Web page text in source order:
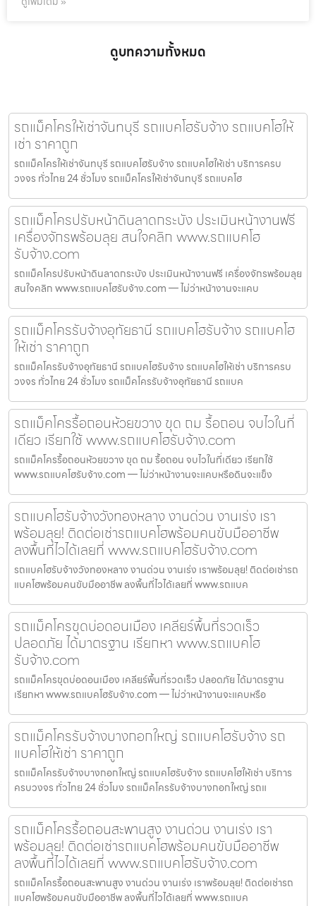
ดูบทความทั้งหมด
รถแม็คโครให้เช่าจันทบุรี รถแบคโฮรับจ้าง รถแบคโฮให้
เช่า ราคาถูก
รถแม็คโครให้เช่าจันทบุรี รถแบคโฮรับจ้าง รถแบคโฮให้เช่า บริการครบ
วงจร ทั่วไทย 24 ชั่วโมง รถแม็คโครให้เช่าจันทบุรี รถแบคโฮ
รถแม็คโครปรับหน้าดินลาดกระบัง ประเมินหน้างานฟรี
เครื่องจักรพร้อมลุย สนใจคลิก www.รถแบคโฮ
รับจ้าง.com
รถแม็คโครปรับหน้าดินลาดกระบัง ประเมินหน้างานฟรี เครื่องจักรพร้อมลุย
สนใจคลิก www.รถแบคโฮรับจ้าง.com — ไม่ว่าหน้างานจะแคบ
รถแม็คโครรับจ้างอุทัยธานี รถแบคโฮรับจ้าง รถแบคโฮ
ให้เช่า ราคาถูก
รถแม็คโครรับจ้างอุทัยธานี รถแบคโฮรับจ้าง รถแบคโฮให้เช่า บริการครบ
วงจร ทั่วไทย 24 ชั่วโมง รถแม็คโครรับจ้างอุทัยธานี รถแบค
รถแม็คโครรื้อถอนห้วยขวาง ขุด ถม รื้อถอน จบไวในที่
เดียว เรียกใช้ www.รถแบคโฮรับจ้าง.com
รถแม็คโครรื้อถอนห้วยขวาง ขุด ถม รื้อถอน จบไวในที่เดียว เรียกใช้
www.รถแบคโฮรับจ้าง.com — ไม่ว่าหน้างานจะแคบหรือดินจะแข็ง
รถแบคโฮรับจ้างวังทองหลาง งานด่วน งานเร่ง เรา
พร้อมลุย! ติดต่อเช่ารถแบคโฮพร้อมคนขับมืออาชีพ
ลงพื้นที่ไวได้เลยที่ www.รถแบคโฮรับจ้าง.com
รถแบคโฮรับจ้างวังทองหลาง งานด่วน งานเร่ง เราพร้อมลุย! ติดต่อเช่ารถ
แบคโฮพร้อมคนขับมืออาชีพ ลงพื้นที่ไวได้เลยที่ www.รถแบค
รถแม็คโครขุดบ่อดอนเมือง เคลียร์พื้นที่รวดเร็ว
ปลอดภัย ได้มาตรฐาน เรียกหา www.รถแบคโฮ
รับจ้าง.com
รถแม็คโครขุดบ่อดอนเมือง เคลียร์พื้นที่รวดเร็ว ปลอดภัย ได้มาตรฐาน
เรียกหา www.รถแบคโฮรับจ้าง.com — ไม่ว่าหน้างานจะแคบหรือ
รถแม็คโครรับจ้างบางกอกใหญ่ รถแบคโฮรับจ้าง รถ
แบคโฮให้เช่า ราคาถูก
รถแม็คโครรับจ้างบางกอกใหญ่ รถแบคโฮรับจ้าง รถแบคโฮให้เช่า บริการ
ครบวงจร ทั่วไทย 24 ชั่วโมง รถแม็คโครรับจ้างบางกอกใหญ่ รถแ
รถแม็คโครรื้อถอนสะพานสูง งานด่วน งานเร่ง เรา
พร้อมลุย! ติดต่อเช่ารถแบคโฮพร้อมคนขับมืออาชีพ
ลงพื้นที่ไวได้เลยที่ www.รถแบคโฮรับจ้าง.com
รถแม็คโครรื้อถอนสะพานสูง งานด่วน งานเร่ง เราพร้อมลุย! ติดต่อเช่ารถ
แบคโฮพร้อมคนขับมืออาชีพ ลงพื้นที่ไวได้เลยที่ www.รถแบค